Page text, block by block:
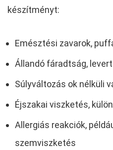
készítményt:
Emésztési zavarok,
Állandó fáradtság,
Súlyváltozás ok nélküli
Éjszakai viszketés,
Allergiás reakciók,
szemviszketés